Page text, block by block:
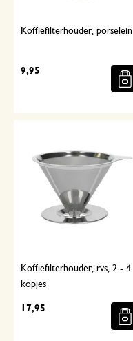
Koffiefilterhouder, porselein
9,95
Koffiefilterhouder, rvs, 2 - 4
kopjes
17,95